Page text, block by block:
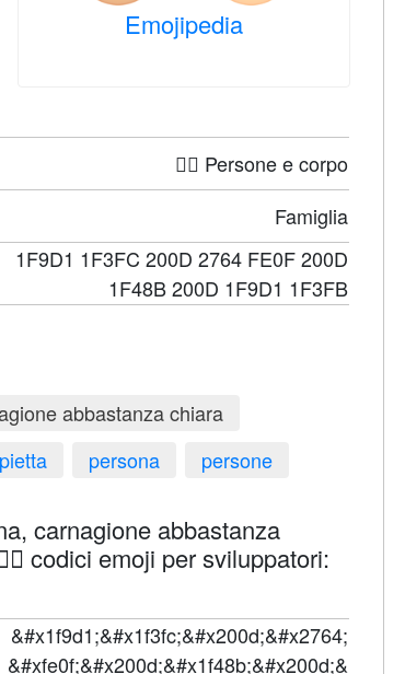
Emojipedia
🤦‍♀️ Persone e corpo
Famiglia
1F9D1 1F3FC 200D 2764 FE0F 200D
1F48B 200D 1F9D1 1F3FB
abbastanza chiara
persona persone
carnagione abbastanza
codici emoji per sviluppatori:
&#x1f9d1;&#x1f3fc;&#x200d;&#x2764;
&#xfe0f;&#x200d;&#x1f48b;&#x200d;&